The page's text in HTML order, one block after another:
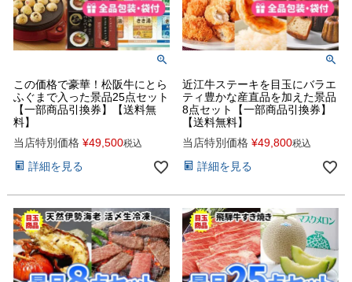
この価格で豪華！松阪牛にとら
ふぐまで入った景品25点セット
【一部商品引換券】【送料無
料】
当店特別価格 ¥49,500税込
詳細を見る
近江牛ステーキを目玉にバラエ
ティ豊かな産直品を加えた景品
8点セット【一部商品引換券】
【送料無料】
当店特別価格 ¥49,800税込
詳細を見る